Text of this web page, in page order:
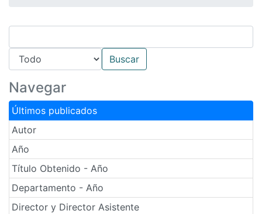
Navegar
Últimos publicados
Autor
Año
Título Obtenido - Año
Departamento - Año
Director y Director Asistente